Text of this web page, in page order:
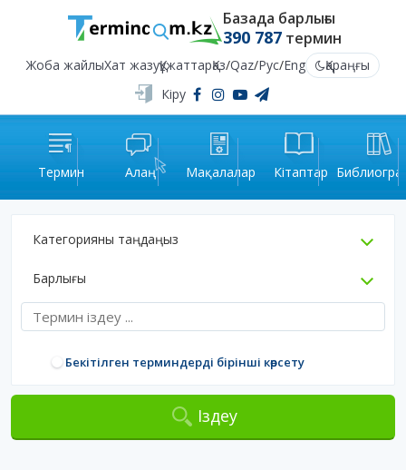
Базада барлығы
390 787термин
Жоба жайлыХат жазуҚұжаттарҚаз/Qaz/Рус/Eng
Қараңғы
Кіру
Термин Алаң Мақалалар Кітаптар
Категорияны таңдаңыз
Барлығы
Бекітілген терминдерді бірінші көрсету
Іздеу